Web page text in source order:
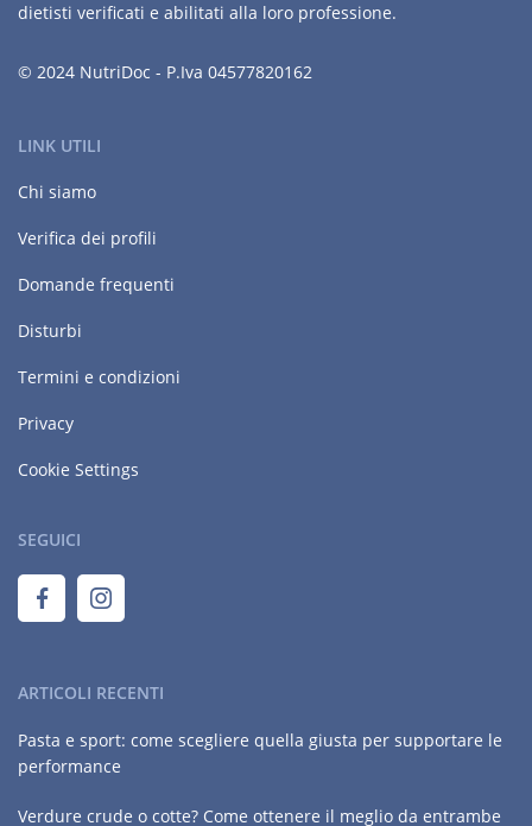
dietisti verificati e abilitati alla loro professione.
© 2024 NutriDoc - P.Iva 04577820162
LINK UTILI
Chi siamo
Verifica dei profili
Domande frequenti
Disturbi
Termini e condizioni
Privacy
Cookie Settings
SEGUICI
ARTICOLI RECENTI
Pasta e sport: come scegliere quella giusta per supportare le
performance
Verdure crude o cotte? Come ottenere il meglio da entrambe